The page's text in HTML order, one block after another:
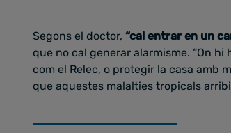
Segons el doctor, “cal entrar en un
que no cal generar alarmisme. “On hi
com el Relec, o protegir la casa amb
que aquestes malalties tropicals